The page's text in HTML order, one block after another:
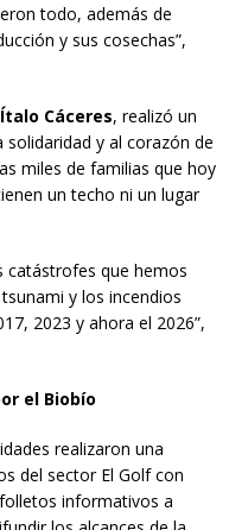
todo, además de
y sus cosechas”,
Ítalo Cáceres, realizó un
solidaridad y al corazón de
miles de familias que hoy
un techo ni un lugar
catástrofes que hemos
y los incendios
2023 y ahora el 2026”,
el Biobío
realizaron una
del sector El Golf con
informativos a